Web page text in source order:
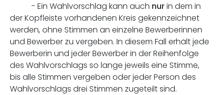
- Ein Wahlvorschlag kann auch nurin dem in
der Kopfleiste vorhandenen Kreis gekennzeichnet
werden, ohne Stimmen an einzelne Bewerberinnen
und Bewerber zu vergeben. In diesem Fall erhält jede
Bewerberin und jeder Bewerber in der Reihenfolge
des Wahlvorschlags so lange jeweils eine Stimme,
bis alle Stimmen vergeben oder jeder Person des
Wahlvorschlags drei Stimmen zugeteilt sind.